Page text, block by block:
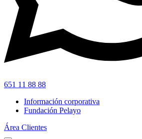
651 11 88 88
Información corporativa
Fundación Pelayo
Área Clientes